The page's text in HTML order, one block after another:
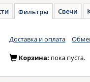
Фильтры Свечи
Доставка и оплата
Корзина: пока пуста.